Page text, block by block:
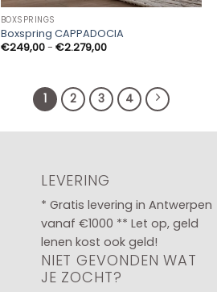
BOXSPRINGS
Boxspring CAPPADOCIA
€249,00- €2.279,00Prijsklasse:
€249,00
1
2 3 4
LEVERING
* Gratis levering in Antwerpen
vanaf €1000 ** Let op, geld
lenen kost ook geld!
NIET GEVONDEN WAT
JE ZOCHT?